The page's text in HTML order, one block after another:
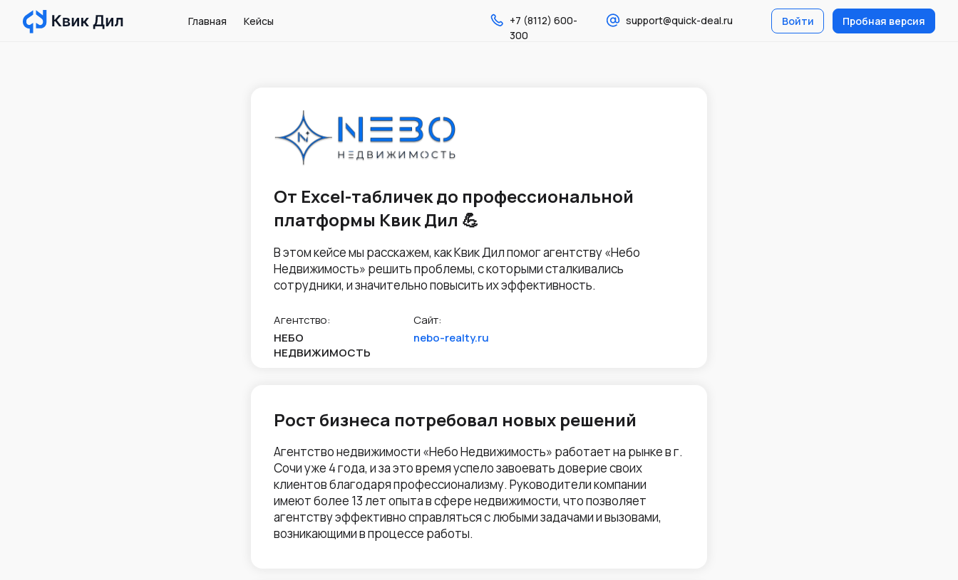
Войти Пробная версия
Главная Кейсы
+7 (8112) 600-
300
support@quick-deal.ru
Агентство недвижимости «Небо Недвижимость» работает на рынке в г.
Сочи уже 4 года, и за это время успело завоевать доверие своих
клиентов благодаря профессионализму. Руководители компании
имеют более 13 лет опыта в сфере недвижимости, что позволяет
агентству эффективно справляться с любыми задачами и вызовами,
возникающими в процессе работы.
Рост бизнеса потребовал новых решений
В этом кейсе мы расскажем, как Квик Дил помог агентству «Небо
Недвижимость» решить проблемы, с которыми сталкивались
сотрудники, и значительно повысить их эффективность.
От Excel-табличек до профессиональной
платформы Квик Дил 💪
Агентство:
НЕБО
НЕДВИЖИМОСТЬ
Сайт:
nebo-realty.ru